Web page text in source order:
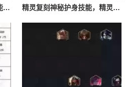
闪避技能怎么处罚，闪避技能怎么处罚队友 精灵复刻神秘护身技能，精灵复刻攻略